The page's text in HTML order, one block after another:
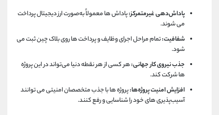
پاداش‌دهی غیرمتمرکز:پاداش ‌ها معمولاً به‌صورت ارز دیجیتال پرداخت
می‌ شوند.
شفافیت:تمام مراحل اجرای وظایف و پرداخت‌ ها روی بلاک چین ثبت می‌
شود.
جذب نیروی کار جهانی:هر کسی از هر نقطه دنیا می‌تواند در این پروژه
‌ها شرکت کند.
افزایش امنیت پروژه‌ها:پروژه ‌ها با جذب متخصصان امنیتی می ‌توانند
آسیب‌پذیری‌ های خود را شناسایی و رفع کنند.